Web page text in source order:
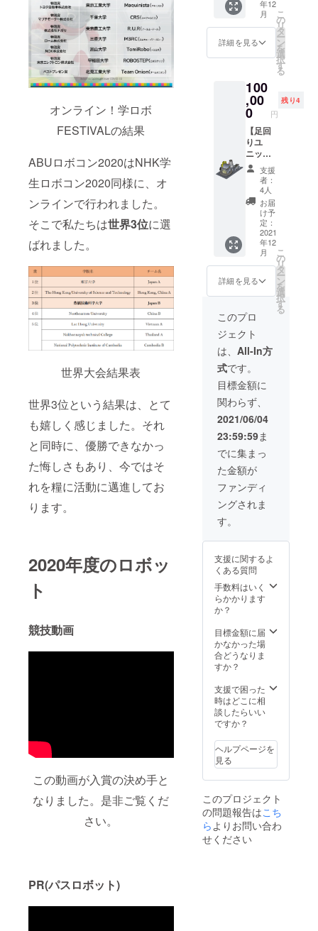
オンライン！学ロボ
FESTIVALの結果
ABUロボコン2020はNHK学
生ロボコン2020同様に、オ
ンラインで行われました。
そこで私たちは世界3位に選
ばれました。
世界大会結果表
世界3位という結果は、とて
も嬉しく感じました。それ
と同時に、優勝できなかっ
た悔しさもあり、今ではそ
れを糧に活動に邁進してお
ります。
2020年度のロボッ
ト
競技動画
この動画が入賞の決め手と
なりました。是非ご覧くだ
さい。
PR(パスロボット)
す。
「寄附
除」を
お受け
くため
には、
確定申
告の際
に、国
立大学
法人豊
橋技術
科学大
学が発
行した
領収書
をもっ
て確定
申告を
してい
ただく
ござい
ます。
は12月
頃の発
送を予
定して
いま
す。 ※
領収書
は
CAMPF
IREでは
なく国
立大学
法人豊
橋技術
科学大
学が発
行・郵
送いた
をもっ
て確定
してい
ただく
ます。
領収書
は12月
頃の発
送を予
定して
いま
す。 ※
領収書
CAMPF
IREでは
なく国
立大学
法人豊
橋技術
学が発
行・郵
しま
す。
除」を
お受け
くため
には、
に、国
立大学
法人豊
橋技術
科学大
学が発
行した
領収書
をもっ
て確定
申告を
してい
ただく
必要が
ござい
ます。
は12月
頃の発
定して
いま
す。 ※
領収書
CAMPF
IREでは
なく国
立大学
法人豊
橋技術
科学大
学が発
行・郵
送いた
しま
す。
象にな
りま
す。
「寄附
いただ
くため
には、
確定申
告の際
に、国
立大学
法人豊
橋技術
科学大
学が発
行した
領収書
をもっ
て確定
申告を
してい
ただく
ます。
は12月
頃の発
送を予
定して
いま
す。 ※
領収書
は
IREでは
なく国
立大学
法人豊
橋技術
科学大
学が発
しま
す。
納期が
大会の
延期に
より遅
す。ご
理解の
ほどよ
ろしく
お願い
しま
す。
「本プ
ロジェ
クトへ
のご寄
付は、
国立大
学法人
豊橋技
術科学
大学へ
の寄附
法人が
寄附金
の受付
及び領
収書発
行を行
いま
す。 こ
のプロ
ジェク
トの寄
附は寄
附金控
除の対
象にな
りま
す。
「寄附
お受け
いただ
くため
には、
確定申
告の際
法人豊
橋技術
科学大
領収書
をもっ
て確定
申告を
ただく
必要が
ござい
ます。
は12月
頃の発
送を予
定して
いま
ツ ・ク
リア
ファイ
ル（1
種） ・
マグ
・定規
とよは
し☆ロ
ボコン
ズの応
援グッ
ズセッ
トで
す。 個
別の購
入より
もとて
もお安
くなっ
ており
ます。
クリア
ファイ
ルのデ
ザイ
ン、ポ
ロシャ
ツのサ
イズを
お選び
くださ
い。 ※
リター
ン品の
納期が
大会の
延期に
より遅
れる場
合がご
ざいま
す。ご
理解の
お願い
す。
「本プ
ロジェ
クトへ
のご寄
国立大
学法人
豊橋技
術科学
の寄附
とな
り、弊
法人が
の受付
及び領
収書発
行を行
す。 こ
のプロ
ジェク
トの寄
附は寄
年12
月
詳細を見る
こ
の
リ
タ
ー
ン
を
選
択
す
る
100
,00
0 円
残り4
【足回
りユ
ニット
＋開発
詳細書
（2021
シーズ
ン）】
2021
シーズ
ンで開
発した
足回り
ユニッ
ト1つお
送りし
ます。
また、
設計等
の詳細
書類と
共にご
送付い
たしま
す。 DR
とTRの
足回り
どちら
かお選
びくだ
さい。
（モー
ター、
リンタ
したレ
プリカ
で代用
いたし
ま
※写真は
2020の
物で
す。 ※
ン品の
納期が
大会の
延期に
れる場
合がご
ざいま
す。ご
ほどよ
ろしく
お願い
しま
す。
支援
者：
4人
お届
け予
定：
2021
年12
月
詳細を見る
こ
の
リ
タ
ー
ン
を
選
択
す
る
このプロ
ジェクト
は、 All-In方
式です。
目標金額に
関わらず、
2021/06/04
23:59:59ま
でに集まっ
た金額が
ファンディ
ングされま
す。
支援に関するよ
くある質問
手数料はいく
らかかります
か？
目標金額に届
かなかった場
合どうなりま
すか？
支援で困った
時はどこに相
談したらいい
ですか？
ヘルプページを
見る
このプロジェクト
の問題報告はこち
ら よりお問い合わ
せください